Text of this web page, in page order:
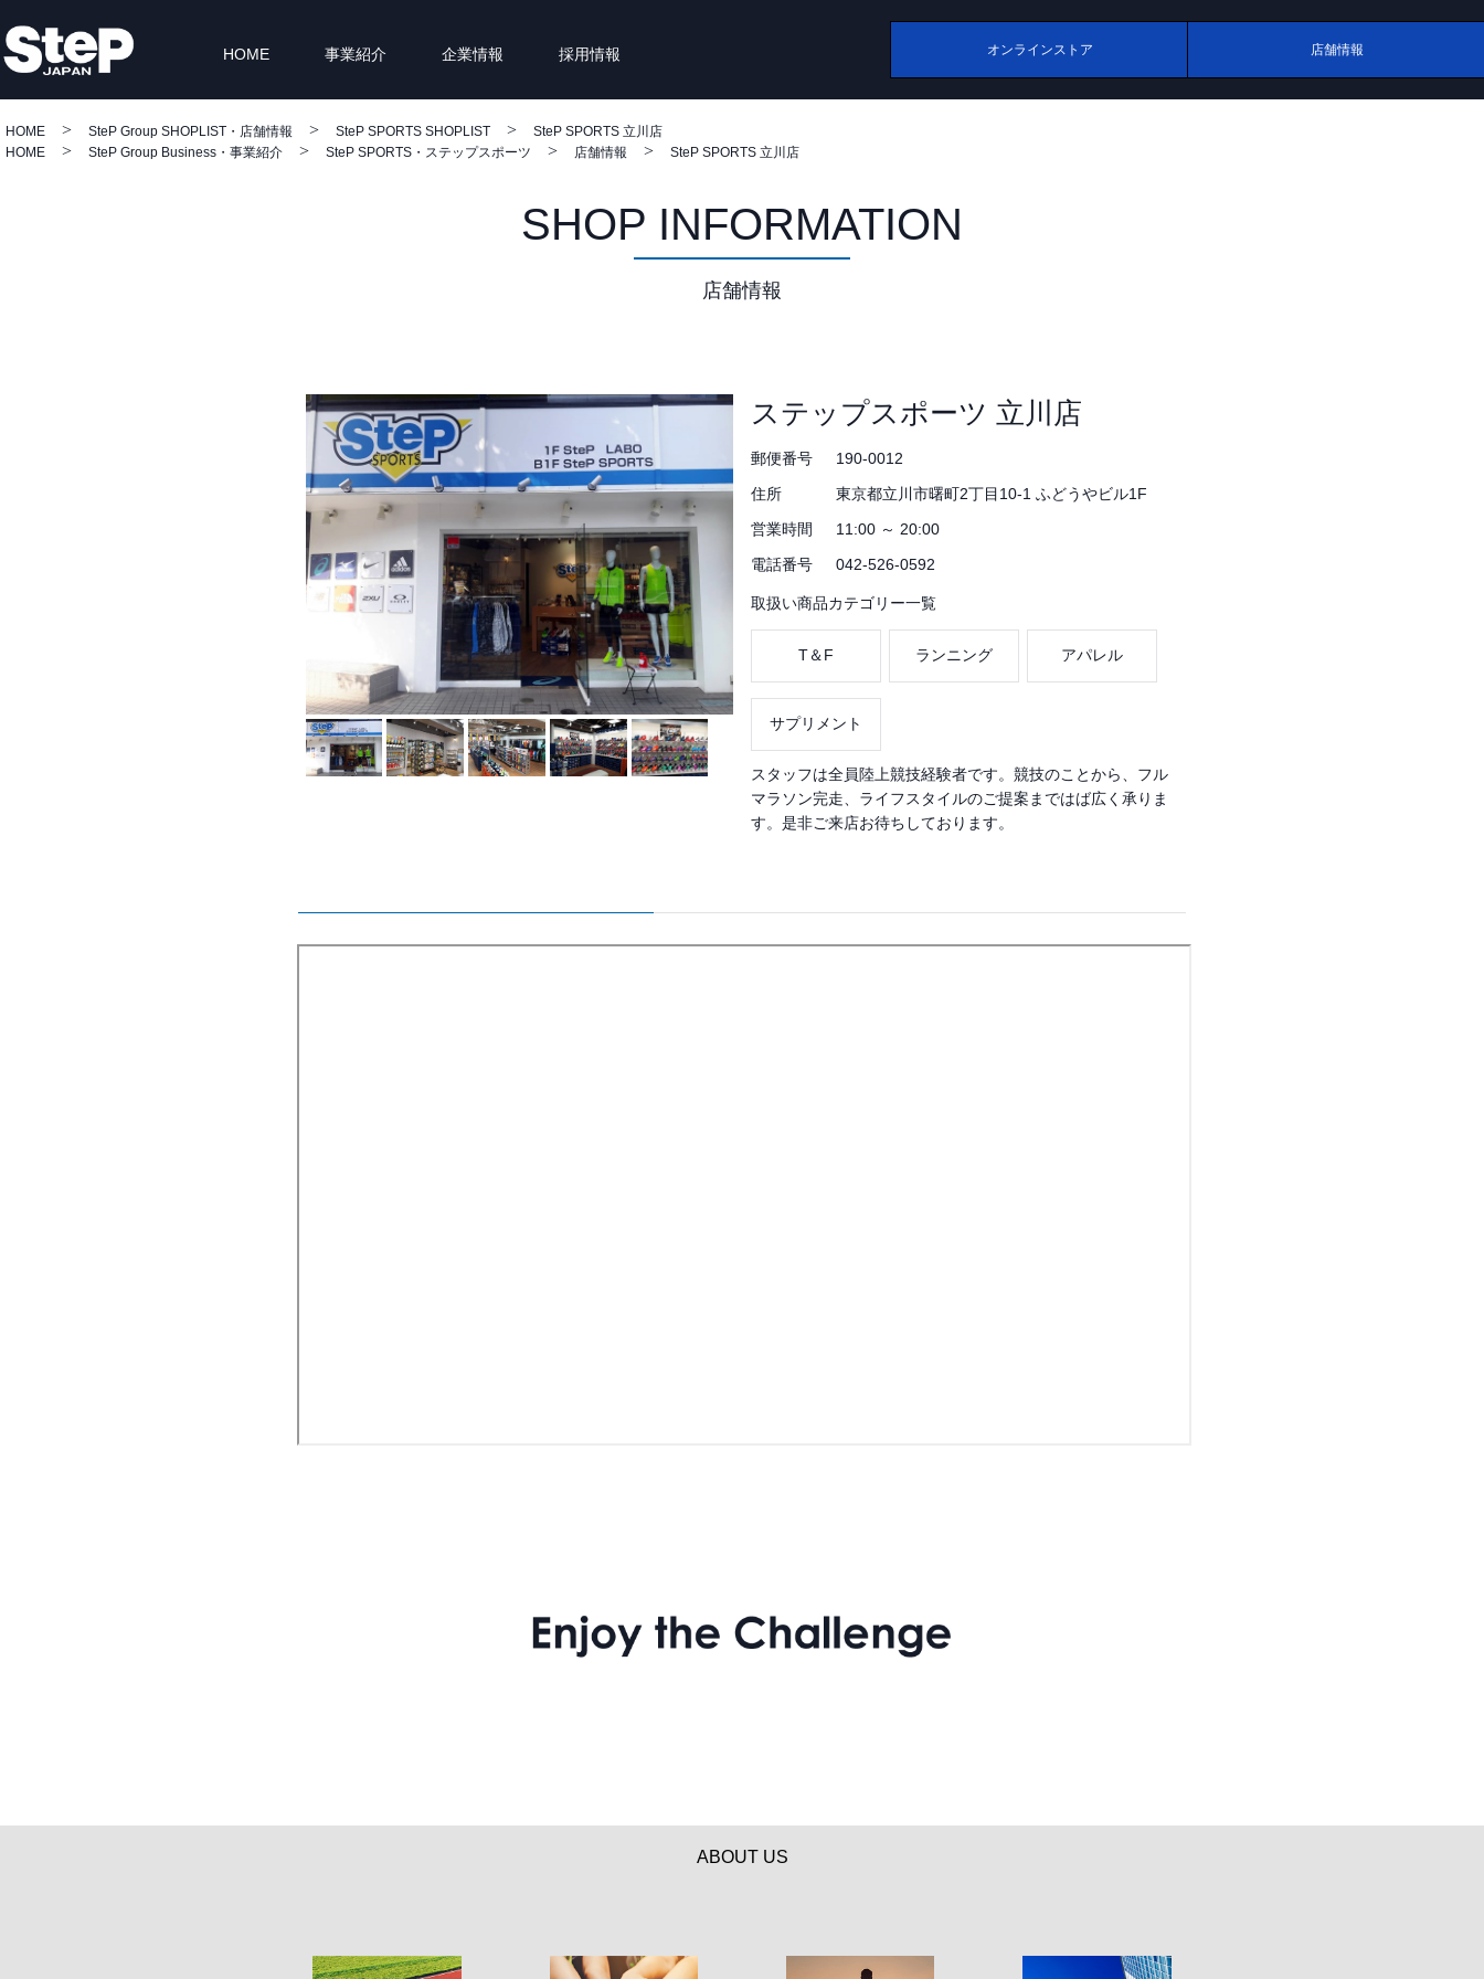
HOME 事業紹介 企業情報 採用情報 オンラインストア 店舗情報
HOME SteP Group SHOPLIST・店舗情報 SteP SPORTS SHOPLIST
SteP SPORTS 立川店
HOME
SteP Group Business・事業紹介 SteP SPORTS・ステップスポーツ 店舗情報 SteP SPORTS 立川店
SHOP INFORMATION
店舗情報
ステップスポーツ 立川店
郵便番号
190-0012
住所
東京都立川市曙町2丁目10-1 ふどうやビル1F
営業時間
11:00 ～ 20:00
電話番号
042-526-0592
取扱い商品カテゴリー一覧
T＆F ランニング アパレル
サプリメント
スタッフは全員陸上競技経験者です。競技のことから、フル
マラソン完走、ライフスタイルのご提案まではば広く承りま
す。是非ご来店お待ちしております。
ABOUT US